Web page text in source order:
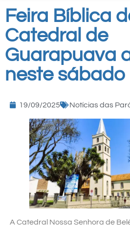
Feira Bíblica
Catedral de
Guarapuava
neste sábado
19/09/2025 Notícias das
A Catedral Nossa Senhora de